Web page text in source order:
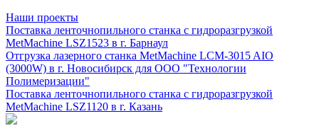
Наши проекты
Поставка ленточнопильного станка c гидроразгрузкой
MetMachine LSZ1523 в г. Барнаул
Отгрузка лазерного станка MetMachine LCM-3015 AIO
(3000W) в г. Новосибирск для ООО "Технологии
Полимеризации"
Поставка ленточнопильного станка c гидроразгрузкой
MetMachine LSZ1120 в г. Казань